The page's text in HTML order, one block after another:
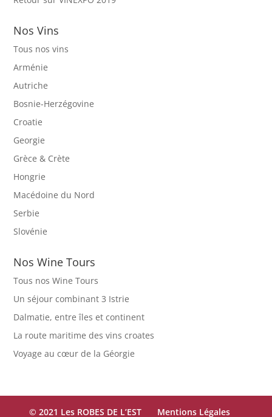
Nos Vins
Tous nos vins
Arménie
Autriche
Bosnie-Herzégovine
Croatie
Georgie
Grèce & Crète
Hongrie
Macédoine du Nord
Serbie
Slovénie
Nos Wine Tours
Tous nos Wine Tours
Un séjour combinant 3 Istrie
Dalmatie, entre îles et continent
La route maritime des vins croates
Voyage au cœur de la Géorgie
© 2021 Les ROBES DE L’EST Mentions Légales